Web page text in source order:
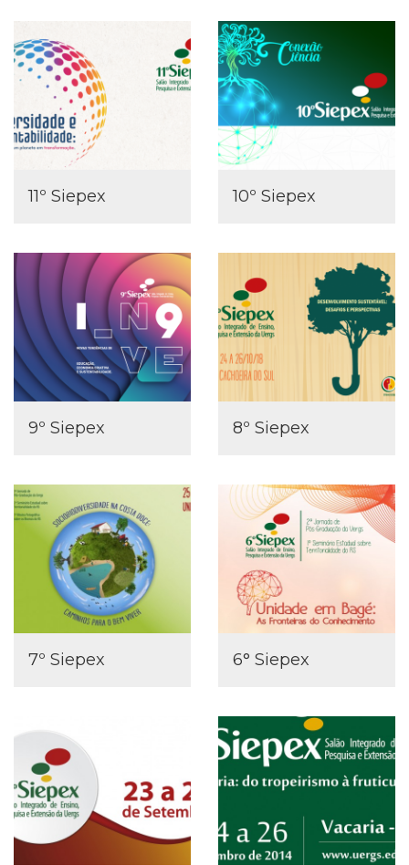
11º Siepex 10º Siepex
9º Siepex 8º Siepex
7º Siepex 6° Siepex